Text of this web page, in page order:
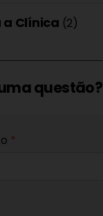
Clínica (2)
questão?
*